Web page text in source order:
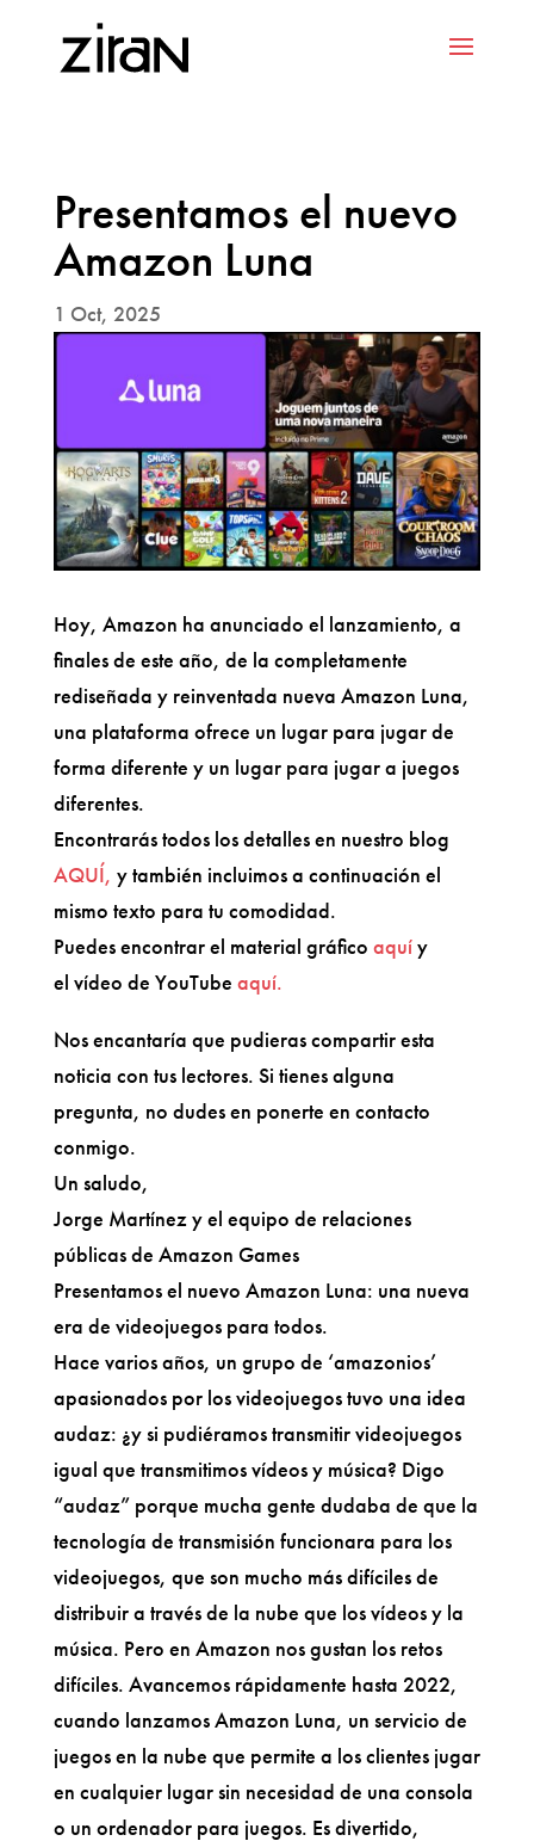
Presentamos el nuevo
Amazon Luna
1 Oct, 2025
Hoy, Amazon ha anunciado el lanzamiento, a
finales de este año, de la completamente
rediseñada y reinventada nueva Amazon Luna,
una plataforma ofrece un lugar para jugar de
forma diferente y un lugar para jugar a juegos
diferentes.
Encontrarás todos los detalles en nuestro blog
AQUÍ, y también incluimos a continuación el
mismo texto para tu comodidad.
Puedes encontrar el material gráfico aquíy
el vídeo de YouTube aquí.
Nos encantaría que pudieras compartir esta
noticia con tus lectores. Si tienes alguna
pregunta, no dudes en ponerte en contacto
conmigo.
Un saludo,
Jorge Martínez y el equipo de relaciones
públicas de Amazon Games
Presentamos el nuevo Amazon Luna: una nueva
era de videojuegos para todos.
Hace varios años, un grupo de ‘amazonios’
apasionados por los videojuegos tuvo una idea
audaz: ¿y si pudiéramos transmitir videojuegos
igual que transmitimos vídeos y música? Digo
“audaz” porque mucha gente dudaba de que la
tecnología de transmisión funcionara para los
videojuegos, que son mucho más difíciles de
distribuir a través de la nube que los vídeos y la
música. Pero en Amazon nos gustan los retos
difíciles. Avancemos rápidamente hasta 2022,
cuando lanzamos Amazon Luna, un servicio de
juegos en la nube que permite a los clientes jugar
en cualquier lugar sin necesidad de una consola
o un ordenador para juegos. Es divertido,